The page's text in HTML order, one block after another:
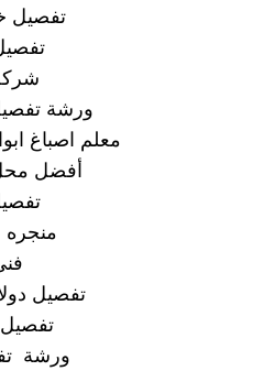
تفصيل
ورشة
معلم اصباغ
أفضل
منجره
تفصيل
تفصيل
ورشة